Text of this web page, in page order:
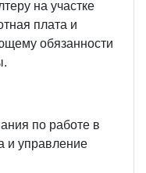
на участке
плата и
обязанности
по работе в
и управление